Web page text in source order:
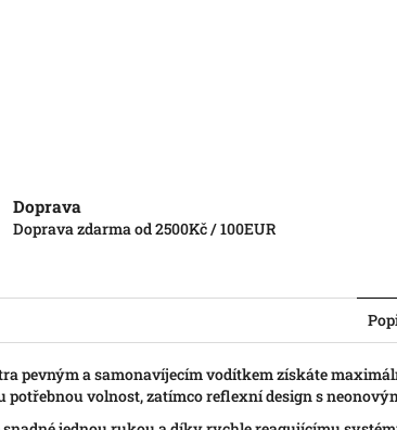
Doprava
Doprava zdarma od 2500Kč / 100EUR
pevným a samonavíjecím vodítkem získáte
potřebnou volnost, zatímco reflexní design s